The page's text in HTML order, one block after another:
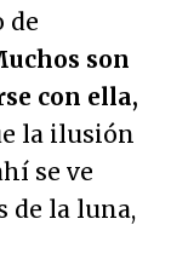
de
son
con ella,
la ilusión
se ve
de la luna,